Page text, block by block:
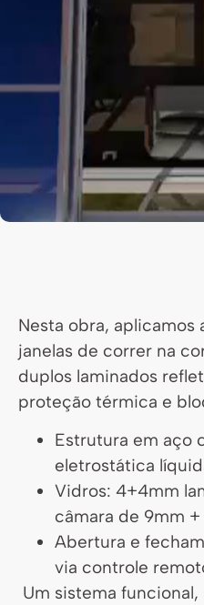
Nesta obra,
janelas de correr na
duplos laminados
proteção térmica e
Estrutura em aço
eletrostática
Vidros: 4+4mm
câmara de 9mm
Abertura e
via controle
Um sistema